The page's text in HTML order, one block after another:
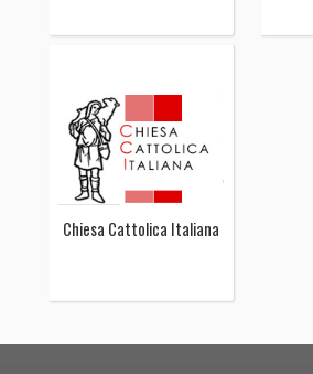
Chiesa Cattolica Italiana